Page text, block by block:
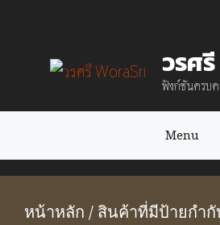
content
วรศ
ฟังก์ชันครบค
Menu
หน้าหลัก / สินค้าที่มีป้ายกำ